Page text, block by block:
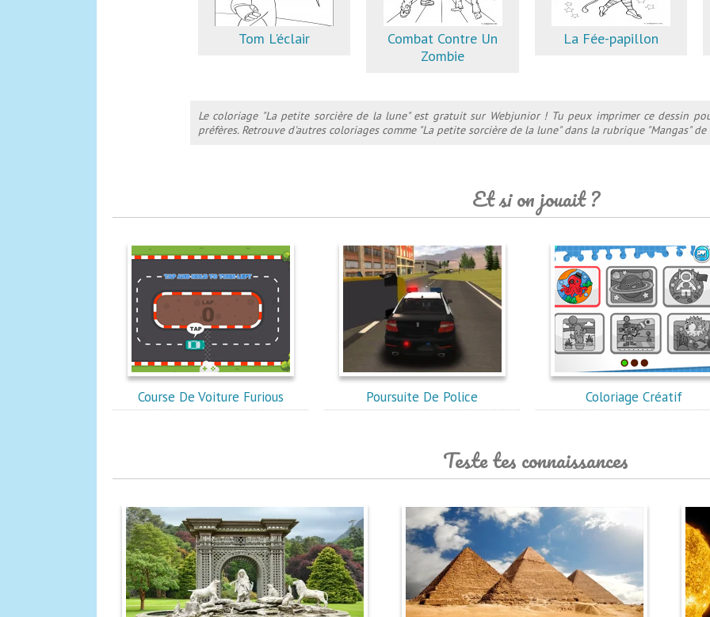
Tom L'éclair
Combat Contre Un
Zombie
La Fée-papillon
Le coloriage "La petite sorcière de la lune" est gratuit sur Webjunior ! Tu peux imprimer ce dessin
préfères. Retrouve d'autres coloriages comme "La petite sorcière de la lune" dans la rubrique "Mangas"
Et si on jouait ?
Course De Voiture Furious Poursuite De Police Coloriage Créatif
Teste tes connaissances